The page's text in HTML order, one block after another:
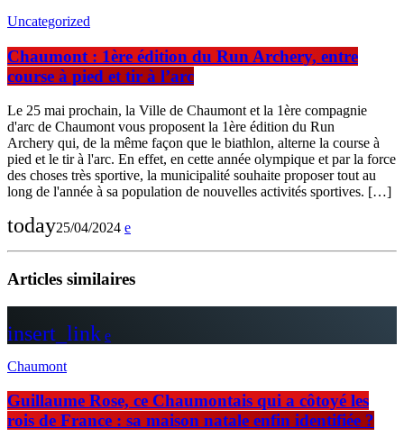
Uncategorized
Chaumont : 1ère édition du Run Archery, entre
course à pied et tir à l’arc
Le 25 mai prochain, la Ville de Chaumont et la 1ère compagnie
d'arc de Chaumont vous proposent la 1ère édition du Run
Archery qui, de la même façon que le biathlon, alterne la course à
pied et le tir à l'arc. En effet, en cette année olympique et par la force
des choses très sportive, la municipalité souhaite proposer tout au
long de l'année à sa population de nouvelles activités sportives. […]
today25/04/2024
Articles similaires
insert_link
Chaumont
Guillaume Rose, ce Chaumontais qui a côtoyé les
rois de France : sa maison natale enfin identifiée ?